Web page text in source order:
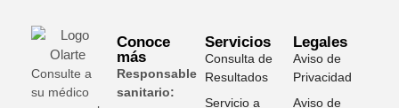
Consulte a
su médico
Conoce
más
Responsable
sanitario:
Servicios
Consulta de
Resultados
Servicio a
Legales
Aviso de
Privacidad
Aviso de